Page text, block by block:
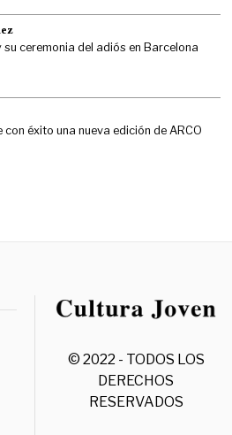
su ceremonia del adiós en Barcelona
éxito una nueva edición de ARCO
© 2022 - TODOS LOS
DERECHOS
RESERVADOS